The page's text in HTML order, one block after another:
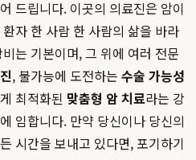
드립니다. 이곳의 의료진은 암이
자 한 사람 한 사람의 삶을 바라
는 기본이며, 그 위에 여러 전문
, 불가능에 도전하는 수술 가능성
최적화된 맞춤형 암 치료라는 강
임합니다. 만약 당신이나 당신의
시간을 보내고 있다면, 포기하기